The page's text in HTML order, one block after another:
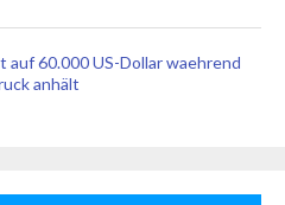
60.000 US-Dollar waehrend
anhält